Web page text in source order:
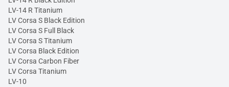
LV-14 R Titanium
LV Corsa S Black Edition
LV Corsa S Full Black
LV Corsa S Titanium
LV Corsa Black Edition
LV Corsa Carbon Fiber
LV Corsa Titanium
LV-10